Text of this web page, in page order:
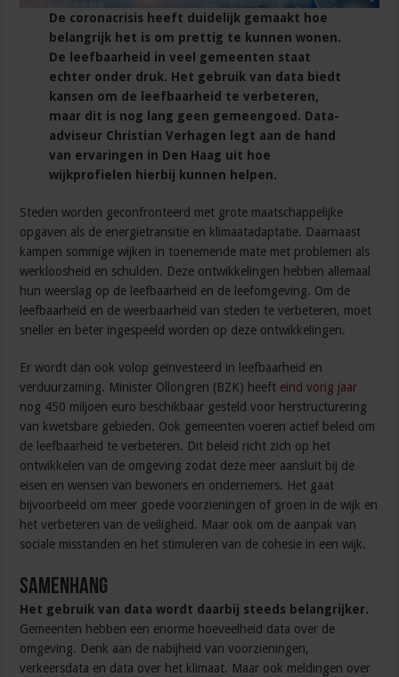
De coronacrisis heeft duidelijk gemaakt hoe
belangrijk het is om prettig te kunnen wonen.
De leefbaarheid in veel gemeenten staat
echter onder druk. Het gebruik van data biedt
kansen om de leefbaarheid te verbeteren,
maar dit is nog lang geen gemeengoed. Data-
adviseur Christian Verhagen legt aan de hand
van ervaringen in Den Haag uit hoe
wijkprofielen hierbij kunnen helpen.
Steden worden geconfronteerd met grote maatschappelijke
opgaven als de energietransitie en klimaatadaptatie. Daarnaast
kampen sommige wijken in toenemende mate met problemen als
werkloosheid en schulden. Deze ontwikkelingen hebben allemaal
hun weerslag op de leefbaarheid en de leefomgeving. Om de
leefbaarheid en de weerbaarheid van steden te verbeteren, moet
sneller en beter ingespeeld worden op deze ontwikkelingen.
Er wordt dan ook volop geïnvesteerd in leefbaarheid en
verduurzaming. Minister Ollongren (BZK) heeft eind vorig jaar
nog 450 miljoen euro beschikbaar gesteld voor herstructurering
van kwetsbare gebieden. Ook gemeenten voeren actief beleid om
de leefbaarheid te verbeteren. Dit beleid richt zich op het
ontwikkelen van de omgeving zodat deze meer aansluit bij de
eisen en wensen van bewoners en ondernemers. Het gaat
bijvoorbeeld om meer goede voorzieningen of groen in de wijk en
het verbeteren van de veiligheid. Maar ook om de aanpak van
sociale misstanden en het stimuleren van de cohesie in een wijk.
Samenhang
Het gebruik van data wordt daarbij steeds belangrijker.
Gemeenten hebben een enorme hoeveelheid data over de
omgeving. Denk aan de nabijheid van voorzieningen,
verkeersdata en data over het klimaat. Maar ook meldingen over